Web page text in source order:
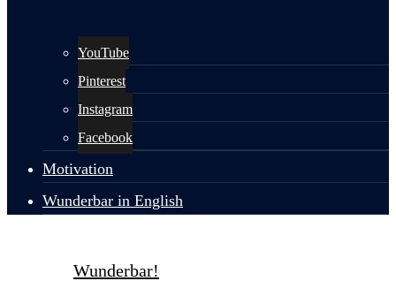
YouTube
Pinterest
Instagram
Facebook
Motivation
Wunderbar in English
Wunderbar!